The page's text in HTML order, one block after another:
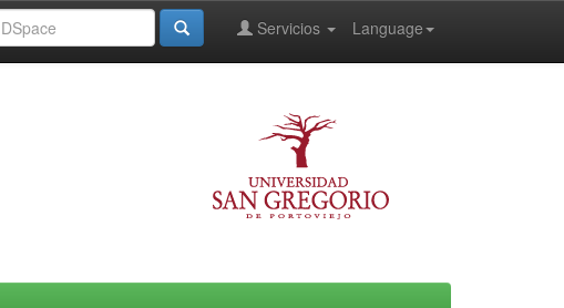
Language
Servicios